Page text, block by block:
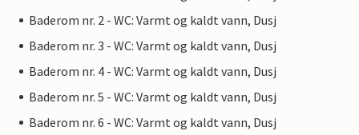
Baderom nr. 2 - WC: Varmt og kaldt vann, Dusj
Baderom nr. 3 - WC: Varmt og kaldt vann, Dusj
Baderom nr. 4 - WC: Varmt og kaldt vann, Dusj
Baderom nr. 5 - WC: Varmt og kaldt vann, Dusj
Baderom nr. 6 - WC: Varmt og kaldt vann, Dusj